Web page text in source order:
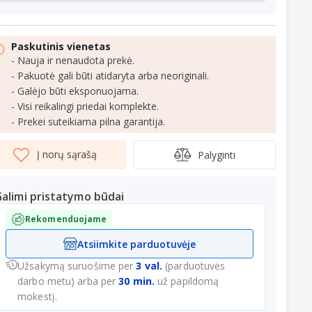
Paskutinis vienetas
- Nauja ir nenaudota prekė.
- Pakuotė gali būti atidaryta arba neoriginali.
- Galėjo būti eksponuojama.
- Visi reikalingi priedai komplekte.
- Prekei suteikiama pilna garantija.
Į norų sąrašą Palyginti
pristatymo būdai
Rekomenduojame
Atsiimkite parduotuvėje
Užsakymą suruošime per3 val. (parduotuvės
darbo metu) arba per30 min. už papildomą
mokestį.